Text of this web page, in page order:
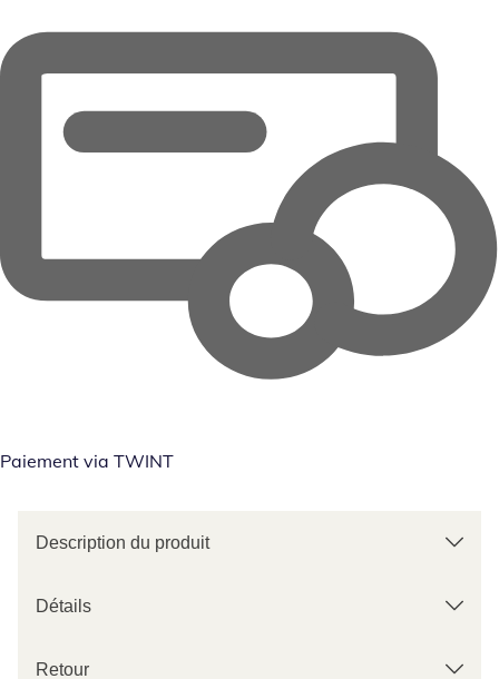
Paiement via TWINT
Description du produit
Détails
Retour